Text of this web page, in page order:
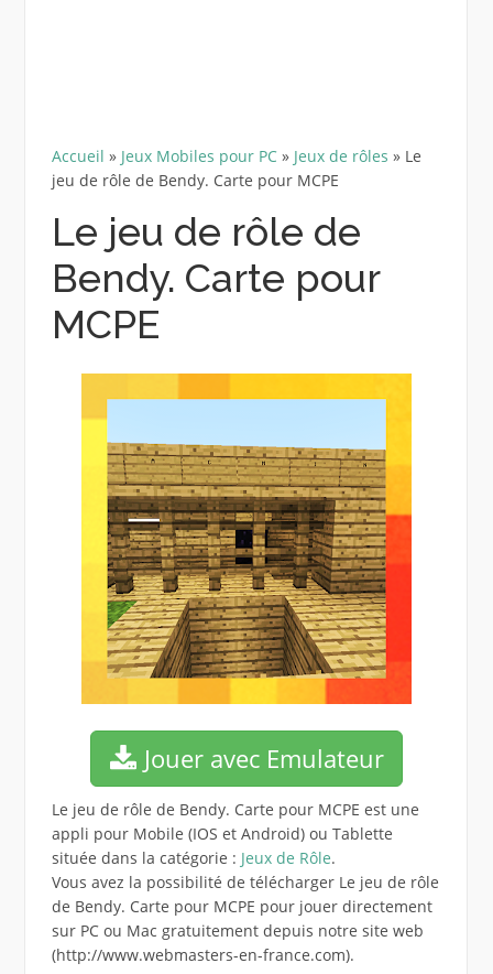
Accueil » Jeux Mobiles pour PC» Jeux de rôles » Le
jeu de rôle de Bendy. Carte pour MCPE
Le jeu de rôle de
Bendy. Carte pour
MCPE
Jouer avec Emulateur
Le jeu de rôle de Bendy. Carte pour MCPE est une
appli pour Mobile (IOS et Android) ou Tablette
située dans la catégorie : Jeux de Rôle.
Vous avez la possibilité de télécharger Le jeu de rôle
de Bendy. Carte pour MCPE pour jouer directement
sur PC ou Mac gratuitement depuis notre site web
(http://www.webmasters-en-france.com).